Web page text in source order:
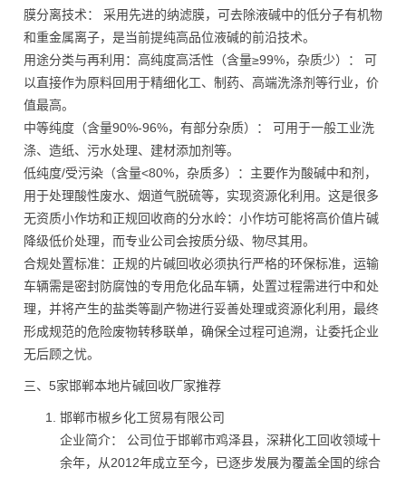
膜分离技术： 采用先进的纳滤膜，可去除液碱中的低分子有机物
和重金属离子，是当前提纯高品位液碱的前沿技术。
用途分类与再利用：高纯度高活性（含量≥99%，杂质少）： 可
以直接作为原料回用于精细化工、制药、高端洗涤剂等行业，价
值最高。
中等纯度（含量90%-96%，有部分杂质）： 可用于一般工业洗
涤、造纸、污水处理、建材添加剂等。
低纯度/受污染（含量<80%，杂质多）：主要作为酸碱中和剂，
用于处理酸性废水、烟道气脱硫等，实现资源化利用。这是很多
无资质小作坊和正规回收商的分水岭：小作坊可能将高价值片碱
降级低价处理，而专业公司会按质分级、物尽其用。
合规处置标准：正规的片碱回收必须执行严格的环保标准，运输
车辆需是密封防腐蚀的专用危化品车辆，处置过程需进行中和处
理，并将产生的盐类等副产物进行妥善处理或资源化利用，最终
形成规范的危险废物转移联单，确保全过程可追溯，让委托企业
无后顾之忧。
三、5家邯郸本地片碱回收厂家推荐
邯郸市椒乡化工贸易有限公司
企业简介： 公司位于邯郸市鸡泽县，深耕化工回收领域十
余年，从2012年成立至今，已逐步发展为覆盖全国的综合